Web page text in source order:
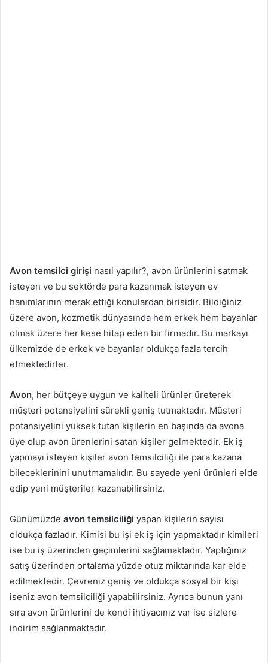
Avon temsilci girişi nasıl yapılır?, avon ürünlerini satmak
isteyen ve bu sektörde para kazanmak isteyen ev
hanımlarının merak ettiği konulardan birisidir. Bildiğiniz
üzere avon, kozmetik dünyasında hem erkek hem bayanlar
olmak üzere her kese hitap eden bir firmadır. Bu markayı
ülkemizde de erkek ve bayanlar oldukça fazla tercih
etmektedirler.
Avon, her bütçeye uygun ve kaliteli ürünler üreterek
müşteri potansiyelini sürekli geniş tutmaktadır. Müsteri
potansiyelini yüksek tutan kişilerin en başında da avona
üye olup avon ürenlerini satan kişiler gelmektedir. Ek iş
yapmayı isteyen kişiler avon temsilciliği ile para kazana
bileceklerinini unutmamalıdır. Bu sayede yeni ürünleri elde
edip yeni müşteriler kazanabilirsiniz.
Günümüzde avon temsilciliği yapan kişilerin sayısı
oldukça fazladır. Kimisi bu işi ek iş için yapmaktadır kimileri
ise bu iş üzerinden geçimlerini sağlamaktadır. Yaptığınız
satış üzerinden ortalama yüzde otuz miktarında kar elde
edilmektedir. Çevreniz geniş ve oldukça sosyal bir kişi
iseniz avon temsilciliği yapabilirsiniz. Ayrıca bunun yanı
sıra avon ürünlerini de kendi ihtiyacınız var ise sizlere
indirim sağlanmaktadır.